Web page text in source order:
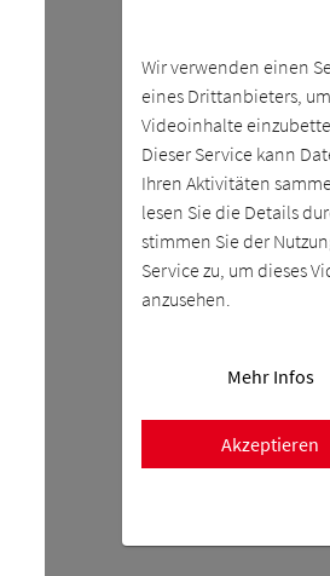
Wir verwenden einen
eines Drittanbieters, um
Videoinhalte
Dieser Service kann
Ihren Aktivitäten
lesen Sie die Details
stimmen Sie der
Service zu, um dieses
anzusehen.
Mehr Infos
Akzeptieren